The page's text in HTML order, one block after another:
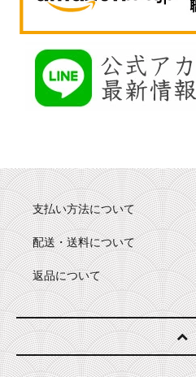
支払い方法について
配送・送料について
返品について